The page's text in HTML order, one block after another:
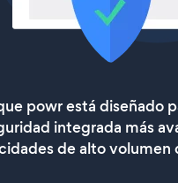
powr está diseñado
integrada más
de alto volumen